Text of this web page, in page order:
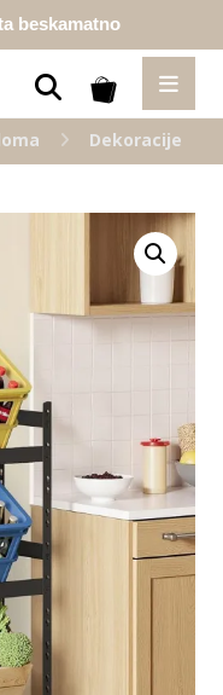
beskamatno
Dekoracije